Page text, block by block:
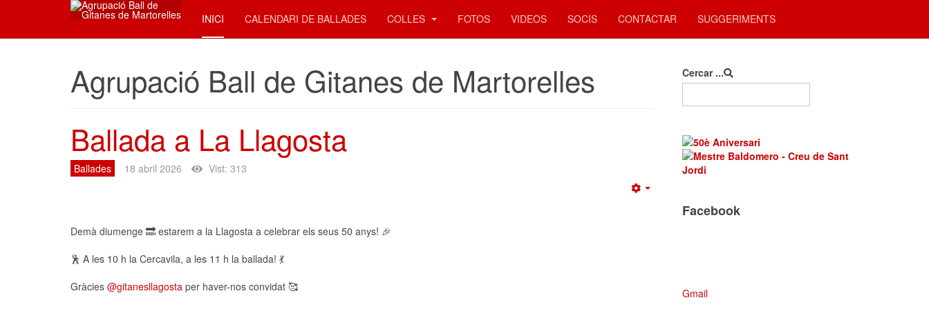
INICI CALENDARI DE BALLADES COLLES FOTOS VIDEOS SOCIS CONTACTAR SUGGERIMENTS
Agrupació Ball de Gitanes de Martorelles
Ballada a La Llagosta
Ballades 18 abril 2026 Vist: 313
Demà diumenge 🔜 estarem a la Llagosta a celebrar els seus 50 anys! 🎉
🕺 A les 10 h la Cercavila, a les 11 h la ballada! 💃
Gràcies @gitanesllagosta per haver-nos convidat 🥰
Cercar ...
Facebook
Gmail